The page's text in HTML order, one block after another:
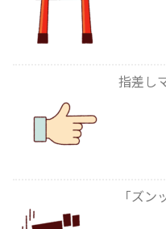
指差し
「ズ